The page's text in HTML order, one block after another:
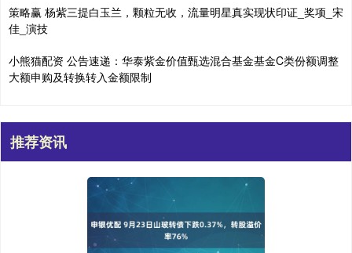
策略赢 杨紫三提白玉兰，颗粒无收，流量明星真实现状印证_奖项_宋
佳_演技
小熊猫配资 公告速递：华泰紫金价值甄选混合基金基金C类份额调整
大额申购及转换转入金额限制
推荐资讯